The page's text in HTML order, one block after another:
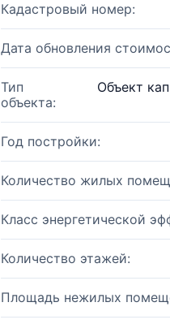
Кадастровый номер:
Дата обновления
Тип
объекта:
Объект
Год постройки:
Количество жилых
Класс энергетической
Количество этажей:
Площадь нежилых